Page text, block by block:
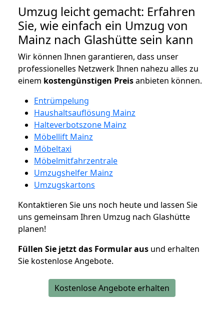
Umzug leicht gemacht: Erfahren
Sie, wie einfach ein Umzug von
Mainz nach Glashütte sein kann
Wir können Ihnen garantieren, dass unser
professionelles Netzwerk Ihnen nahezu alles zu
einem kostengünstigen Preisanbieten können.
Entrümpelung
Haushaltsauflösung Mainz
Halteverbotszone Mainz
Möbellift Mainz
Möbeltaxi
Möbelmitfahrzentrale
Umzugshelfer Mainz
Umzugskartons
Kontaktieren Sie uns noch heute und lassen Sie
uns gemeinsam Ihren Umzug nach Glashütte
planen!
Füllen Sie jetzt das Formular aus und erhalten
Sie kostenlose Angebote.
Kostenlose Angebote erhalten